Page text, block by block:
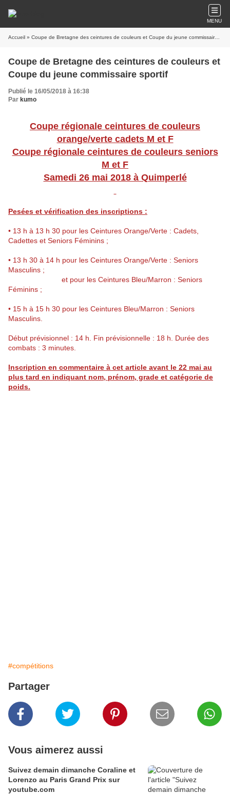
MENU
Accueil » Coupe de Bretagne des ceintures de couleurs et Coupe du jeune commissaire sportif
Coupe de Bretagne des ceintures de couleurs et
Coupe du jeune commissaire sportif
Publié le 16/05/2018 à 16:38
Par kumo
Coupe régionale ceintures de couleurs
orange/verte cadets M et F
Coupe régionale ceintures de couleurs seniors
M et F
Samedi 26 mai 2018 à Quimperlé
Pesées et vérification des inscriptions :
• 13 h à 13 h 30 pour les Ceintures Orange/Verte : Cadets,
Cadettes et Seniors Féminins ;
• 13 h 30 à 14 h pour les Ceintures Orange/Verte : Seniors
Masculins ;
et pour les Ceintures Bleu/Marron : Seniors
Féminins ;
• 15 h à 15 h 30 pour les Ceintures Bleu/Marron : Seniors
Masculins.
Début prévisionnel : 14 h. Fin prévisionnelle : 18 h. Durée des
combats : 3 minutes.
Inscription en commentaire à cet article avant le 22 mai au
plus tard en indiquant nom, prénom, grade et catégorie de
poids.
#compétitions
Partager
Vous aimerez aussi
Suivez demain dimanche Coraline et
Lorenzo au Paris Grand Prix sur
youtube.com